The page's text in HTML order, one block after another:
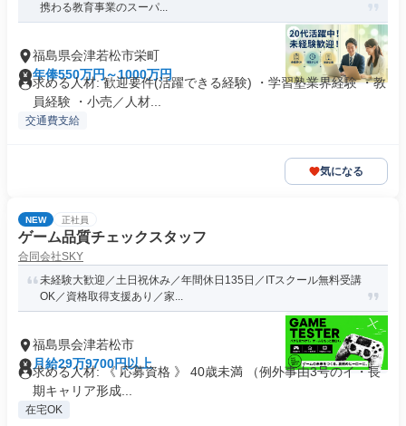
携わる教育事業のスーパ...
福島県会津若松市栄町
年俸550万円～1000万円
求める人材: 歓迎要件(活躍できる経験) ・学習塾業界経験 ・教
員経験 ・小売／人材...
交通費支給
気になる
NEW 正社員
ゲーム品質チェックスタッフ
合同会社SKY
未経験大歓迎／土日祝休み／年間休日135日／ITスクール無料受講
OK／資格取得支援あり／家...
福島県会津若松市
月給29万9700円以上
求める人材: 《 応募資格 》 40歳未満 （例外事由3号のイ・長
期キャリア形成...
在宅OK